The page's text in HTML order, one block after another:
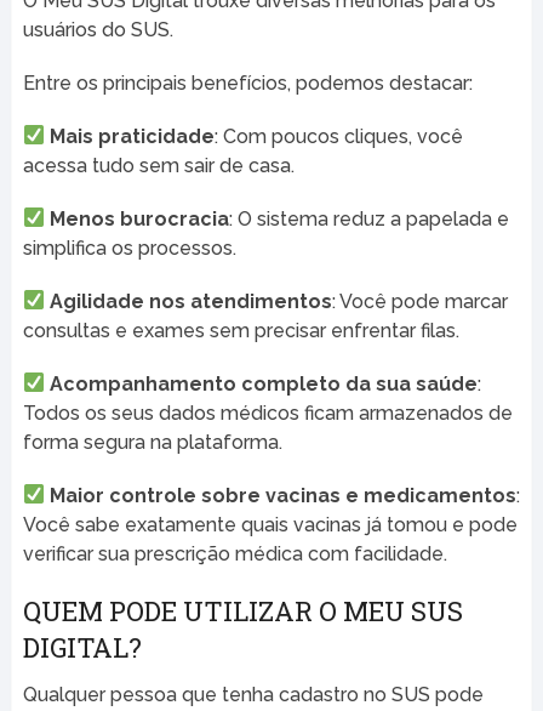
usuários do SUS.
Entre os principais benefícios, podemos destacar:
Mais praticidade: Com poucos cliques, você
acessa tudo sem sair de casa.
Menos burocracia: O sistema reduz a papelada e
simplifica os processos.
Agilidade nos atendimentos: Você pode marcar
consultas e exames sem precisar enfrentar filas.
Acompanhamento completo da sua saúde:
Todos os seus dados médicos ficam armazenados de
forma segura na plataforma.
Maior controle sobre vacinas e medicamentos:
Você sabe exatamente quais vacinas já tomou e pode
verificar sua prescrição médica com facilidade.
QUEM PODE UTILIZAR O MEU SUS
DIGITAL?
Qualquer pessoa que tenha cadastro no SUS pode